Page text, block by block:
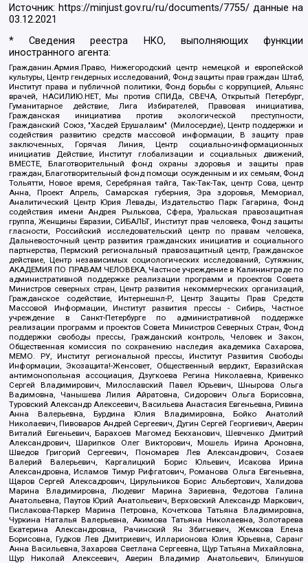
Источник: https://minjust.gov.ru/ru/documents/7755/ данные на
03.12.2021
* Сведения реестра НКО, выполняющих функции
иностранного агента:
Гражданин.Армия.Право, Нижегородский центр немецкой и европейской
культуры, Центр гендерных исследований, Фонд защиты прав граждан Штаб,
Институт права и публичной политики, Фонд борьбы с коррупцией, Альянс
врачей, НАСИЛИЮ.НЕТ, Мы против СПИДа, СВЕЧА, Открытый Петербург,
Гуманитарное действие, Лига Избирателей, Правовая инициатива,
Гражданская инициатива против экологической преступности,
Гражданский Союз, "Хасдей Ерушалаим" (Милосердие), Центр поддержки и
содействия развитию средств массовой информации, В защиту прав
заключенных, Горячая Линия, Центр социально-информационных
инициатив Действие, Институт глобализации и социальных движений,
ВМЕСТЕ, Благотворительный фонд охраны здоровья и защиты прав
граждан, Благотворительный фонд помощи осужденным и их семьям, Фонд
Тольятти, Новое время, Серебряная тайга, Так-Так-Так, центр Сова, центр
Анна, Проект Апрель, Самарская губерния, Эра здоровья, Мемориал,
Аналитический Центр Юрия Левады, Издательство Парк Гагарина, Фонд
содействия имени Андрея Рылькова, Сфера, Уральская правозащитная
группа, Женщины Евразии, СИБАЛЬТ, Институт прав человека, Фонд защиты
гласности, Российский исследовательский центр по правам человека,
Дальневосточный центр развития гражданских инициатив и социального
партнерства, Пермский региональный правозащитный центр, Гражданское
действие, Центр независимых социологических исследований, Сутяжник,
АКАДЕМИЯ ПО ПРАВАМ ЧЕЛОВЕКА, Частное учреждение в Калининграде по
административной поддержке реализации программ и проектов Совета
Министров северных стран, Центр развития некоммерческих организаций,
Гражданское содействие, Интернешнл-Р, Центр Защиты Прав Средств
Массовой Информации, Институт развития прессы - Сибирь, Частное
учреждение в Санкт-Петербурге по административной поддержке
реализации программ и проектов Совета Министров Северных Стран, Фонд
поддержки свободы прессы, Гражданский контроль, Человек и Закон,
Общественная комиссия по сохранению наследия академика Сахарова,
МЕМО. РУ, Институт региональной прессы, Институт Развития Свободы
Информации, Экозащита!-Женсовет, Общественный вердикт, Евразийская
антимонопольная ассоциация, Дзугкоева Регина Николаевна, Кривенко
Сергей Владимирович, Милославский Павел Юрьевич, Шнырова Ольга
Вадимовна, Чанышева Лилия Айратовна, Сидорович Ольга Борисовна,
Туровский Александр Алексеевич, Васильева Анастасия Евгеньевна, Ривина
Анна Валерьевна, Бурдина Юлия Владимировна, Бойко Анатолий
Николаевич, Пивоваров Андрей Сергеевич, Дугин Сергей Георгиевич, Аверин
Виталий Евгеньевич, Барахоев Магомед Бекханович, Шевченко Дмитрий
Александрович, Шарипков Олег Викторович, Мошель Ирина Ароновна,
Шведов Григорий Сергеевич, Пономарев Лев Александрович, Созаев
Валерий Валерьевич, Каргалицкий Борис Юльевич, Исакова Ирина
Александровна, Исламов Тимур Рифгатович, Романова Ольга Евгеньевна,
Щаров Сергей Алексадрович, Цирульников Борис Альбертович, Халидова
Марина Владимировна, Людевиг Марина Зариевна, Федотова Галина
Анатольевна, Паутов Юрий Анатольевич, Верховский Александр Маркович,
Пислакова-Паркер Марина Петровна, Кочеткова Татьяна Владимировна,
Чуркина Наталья Валерьевна, Акимова Татьяна Николаевна, Золотарева
Екатерина Александровна, Рачинский Ян Збигневич, Жемкова Елена
Борисовна, Гудков Лев Дмитриевич, Илларионова Юлия Юрьевна, Саранг
Анна Васильевна, Захарова Светлана Сергеевна, Щур Татьяна Михайловна,
Щур Николай Алексеевич, Аверин Владимир Анатольевич, Блинушов